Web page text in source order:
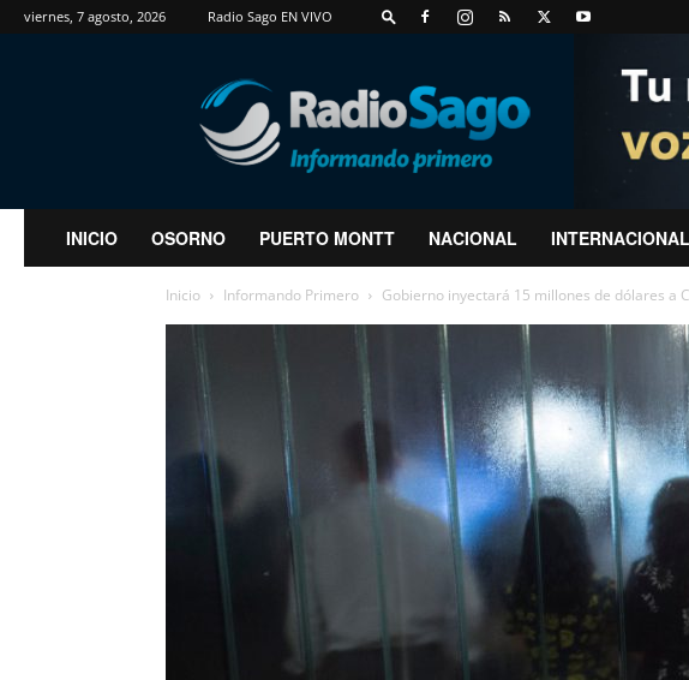
viernes, 7 agosto, 2026 Radio Sago EN VIVO
RadioSago
INICIO OSORNO PUERTO MONTT NACIONAL INTERNACIONAL
Inicio Informando Primero Gobierno inyectará 15 millones de dólares a